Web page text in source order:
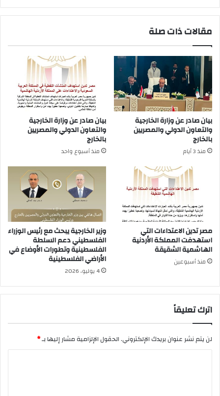
مقالات ذات صلة
بيان صادر عن وزارة الخارجية
والتعاون الدولي والمصريين
بالخارج
منذ 3 أيام
بيان صادر عن وزارة الخارجية
والتعاون الدولي والمصريين
بالخارج
منذ أسبوع واحد
مصر تدين الاعتداءات التي
استهدفت المملكة الأردنية
الهاشمية الشقيقة
منذ أسبوعين
وزير الخارجية يبحث مع رئيس الوزراء
الفلسطيني دعم السلطة
الفلسطينية وتطورات الأوضاع في
الأراضي الفلسطينية
4 يوليو، 2026
اترك تعليقاً
لن يتم نشر عنوان بريدك الإلكتروني.الحقول الإلزامية مشار إليها بـ*